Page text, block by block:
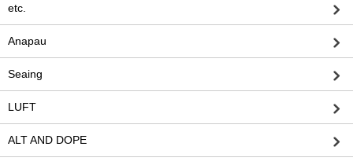
etc.
Anapau
Seaing
LUFT
ALT AND DOPE